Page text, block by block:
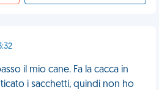
il mio cane. Fa la cacca in
i sacchetti, quindi non ho